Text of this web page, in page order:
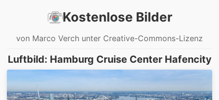
Kostenlose Bilder
von Marco Verch unter Creative-Commons-Lizenz
Luftbild: Hamburg Cruise Center Hafencity